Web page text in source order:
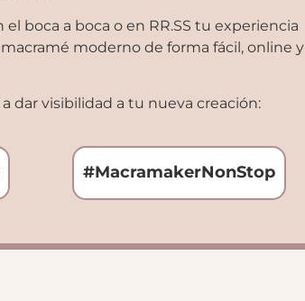
boca a boca o en RR.SS tu experiencia
moderno de forma fácil, online y
dar visibilidad a tu nueva creación:
#MacramakerNonStop